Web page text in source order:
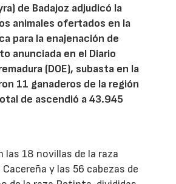
de Badajoz adjudicó la
animales ofertados en la
para la enajenación de
anunciada en el Diario
(DOE), subasta en la
11 ganaderos de la región
de ascendió a 43.945
las 18 novillas de la raza
y las 56 cabezas de